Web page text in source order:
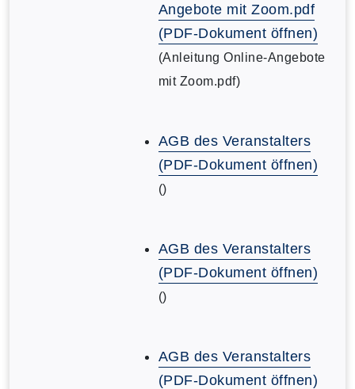
Angebote mit Zoom.pdf
(PDF-Dokument öffnen)
(Anleitung Online-Angebote
mit Zoom.pdf)
AGB des Veranstalters
(PDF-Dokument öffnen)
()
AGB des Veranstalters
(PDF-Dokument öffnen)
()
AGB des Veranstalters
(PDF-Dokument öffnen)